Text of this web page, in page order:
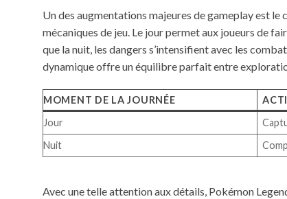
Un des augmentations majeures de gameplay est le
mécaniques de jeu. Le jour permet aux joueurs de
que la nuit, les dangers s’intensifient avec les
dynamique offre un équilibre parfait entre
MOMENT DE LA JOURNÉE
Jour
Nuit
Avec une telle attention aux détails, Pokémon